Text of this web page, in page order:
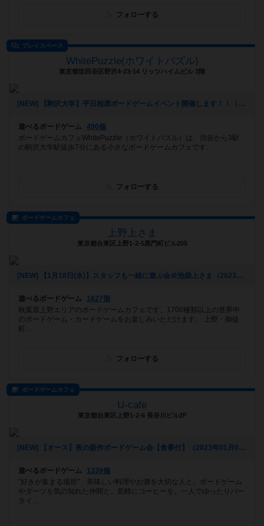
フォローする
プレイスペース
WhitePuzzle(ホワイトパズル)
東京都世田谷区野沢4-23-14 リッツハイムビル 3階
[NEW] 【駒沢大学】平日相席ボードゲームイベント開催します！！（2023年02月14日 11時49分）
遊べるボードゲーム
490個
ボードゲームカフェWhitePuzzle（ホワイトパズル）は、渋谷から3駅
の駒沢大学駅徒歩7分にある小さなボードゲームカフェです。
フォローする
ボードゲームカフェ
上野上さま
東京都台東区上野1-2-5黒門町ビル205
[NEW] 【1月18日(水)】スタッフも一緒に遊ぶ会＠池袋上さま（2023年01月09日 23時09分）
遊べるボードゲーム
1627個
秋葉原上野エリアのボードゲームカフェです。1700種類以上の世界中
のボードゲーム・カードゲームをお楽しみいただけます。 上野・御徒
町...
フォローする
ボードゲームカフェ
U-cafe
東京都台東区上野1-2-6 長谷川ビル2F
[NEW] 【オース】夜の新作ボードゲーム会【食事付】（2023年01月09日 20時31分）
遊べるボードゲーム
1339個
"好きが集まる場所" 美味しい料理やお酒を大切な人と。ボードゲーム
やダーツを気の知れた仲間と。気軽にコーヒーを。一人でゆったりバー
タイ...